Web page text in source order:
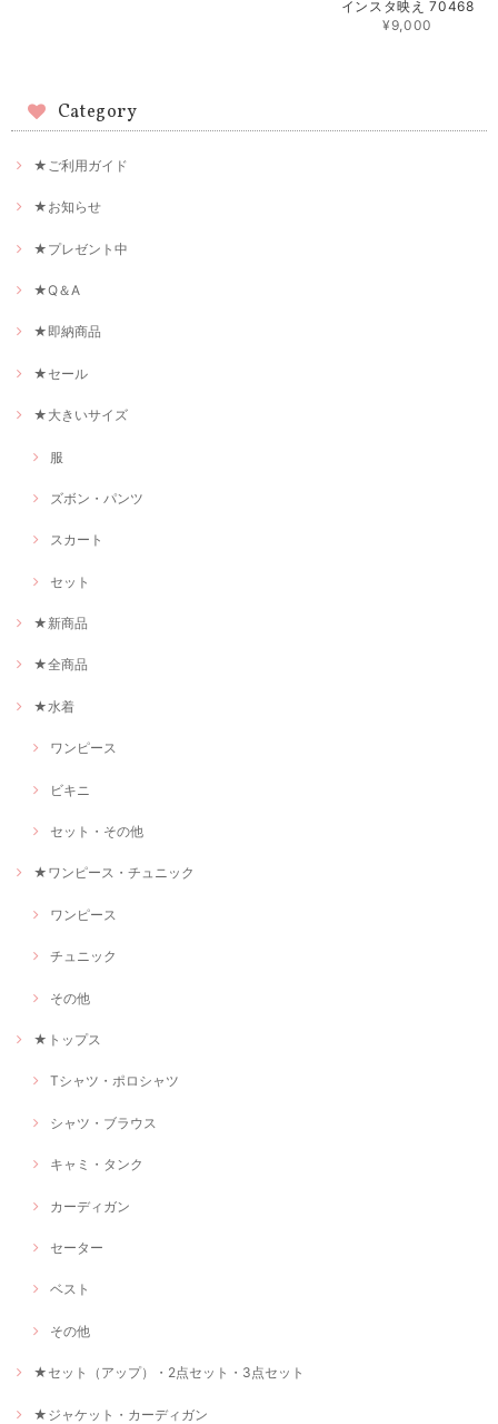
インスタ映え 70468
¥9,000
Category
★ご利用ガイド
★お知らせ
★プレゼント中
★Q＆A
★即納商品
★セール
★大きいサイズ
服
ズボン・パンツ
スカート
セット
★新商品
★全商品
★水着
ワンピース
ビキニ
セット・その他
★ワンピース・チュニック
ワンピース
チュニック
その他
★トップス
Tシャツ・ポロシャツ
シャツ・ブラウス
キャミ・タンク
カーディガン
セーター
ベスト
その他
★セット（アップ）・2点セット・3点セット
★ジャケット・カーディガン